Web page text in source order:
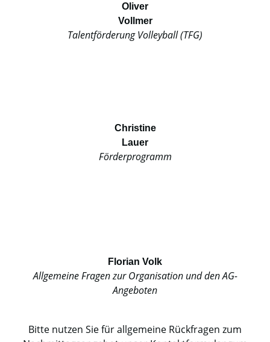
Oliver
Vollmer
Talentförderung Volleyball (TFG)
Christine
Lauer
Förderprogramm
Florian Volk
Allgemeine Fragen zur Organisation und den AG-
Angeboten
Bitte nutzen Sie für allgemeine Rückfragen zum